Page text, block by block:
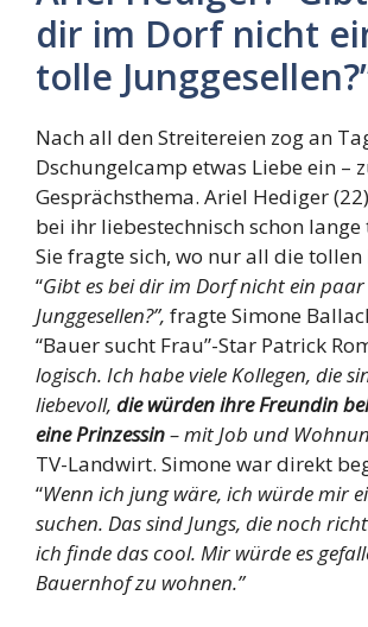
dir im Dorf nicht
tolle
Nach all den Streitereien zog an
Dschungelcamp etwas Liebe ein –
Gesprächsthema. Ariel Hediger
bei ihr liebestechnisch schon lange
Sie fragte sich, wo nur all die
“Gibt es bei dir im Dorf nicht ein
Junggesellen?”, fragte Simone
“Bauer sucht Frau”-Star Patrick
logisch. Ich habe viele Kollegen, die
liebevoll, die würden ihre Freundin
eine Prinzessin– mit Job und
TV-Landwirt. Simone war direkt
“Wenn ich jung wäre, ich würde mir
suchen. Das sind Jungs, die noch
ich finde das cool. Mir würde es
Bauernhof zu wohnen.”